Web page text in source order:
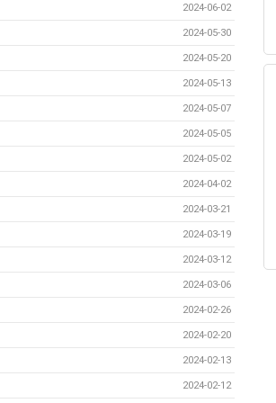
2024-06-02
2024-05-30
2024-05-20
2024-05-13
2024-05-07
2024-05-05
2024-05-02
2024-04-02
2024-03-21
2024-03-19
2024-03-12
2024-03-06
2024-02-26
2024-02-20
2024-02-13
2024-02-12